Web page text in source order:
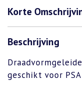
Korte
Beschrijving
geschikt voor